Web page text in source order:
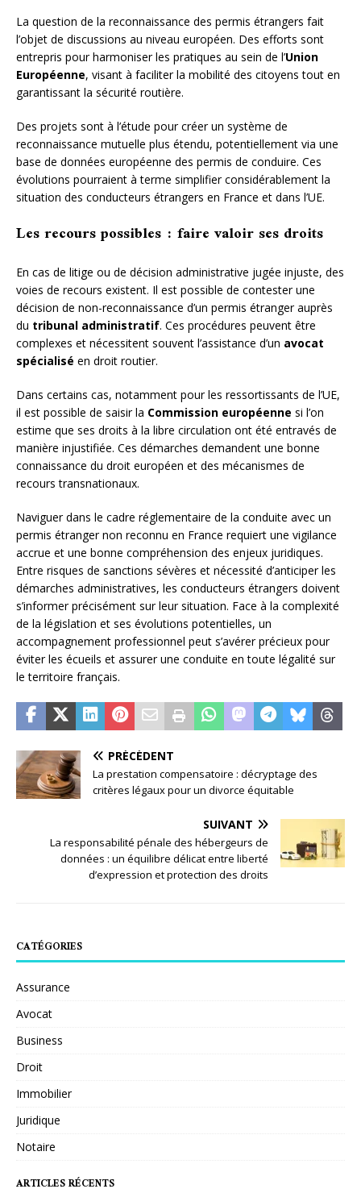
La question de la reconnaissance des permis étrangers fait
l’objet de discussions au niveau européen. Des efforts sont
entrepris pour harmoniser les pratiques au sein de l’Union
Européenne, visant à faciliter la mobilité des citoyens tout en
garantissant la sécurité routière.
Des projets sont à l’étude pour créer un système de
reconnaissance mutuelle plus étendu, potentiellement via une
base de données européenne des permis de conduire. Ces
évolutions pourraient à terme simplifier considérablement la
situation des conducteurs étrangers en France et dans l’UE.
Les recours possibles : faire valoir ses droits
En cas de litige ou de décision administrative jugée injuste, des
voies de recours existent. Il est possible de contester une
décision de non-reconnaissance d’un permis étranger auprès
du tribunal administratif. Ces procédures peuvent être
complexes et nécessitent souvent l’assistance d’un avocat
spécialisé en droit routier.
Dans certains cas, notamment pour les ressortissants de l’UE,
il est possible de saisir la Commission européenne si l’on
estime que ses droits à la libre circulation ont été entravés de
manière injustifiée. Ces démarches demandent une bonne
connaissance du droit européen et des mécanismes de
recours transnationaux.
Naviguer dans le cadre réglementaire de la conduite avec un
permis étranger non reconnu en France requiert une vigilance
accrue et une bonne compréhension des enjeux juridiques.
Entre risques de sanctions sévères et nécessité d’anticiper les
démarches administratives, les conducteurs étrangers doivent
s’informer précisément sur leur situation. Face à la complexité
de la législation et ses évolutions potentielles, un
accompagnement professionnel peut s’avérer précieux pour
éviter les écueils et assurer une conduite en toute légalité sur
le territoire français.
PRÉCÉDENT
La prestation compensatoire : décryptage des
critères légaux pour un divorce équitable
SUIVANT
La responsabilité pénale des hébergeurs de
données : un équilibre délicat entre liberté
d’expression et protection des droits
CATÉGORIES
Assurance
Avocat
Business
Droit
Immobilier
Juridique
Notaire
ARTICLES RÉCENTS